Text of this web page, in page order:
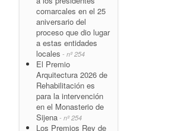
comarcales en el 25
aniversario del
proceso que dio lugar
a estas entidades
locales - nº 254
El Premio
Arquitectura 2026 de
Rehabilitación es
para la intervención
en el Monasterio de
Sijena - nº 254
Los Premios Rey de